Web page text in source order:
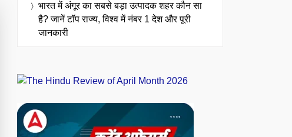
भारत में अंगूर का सबसे बड़ा उत्पादक शहर कौन सा
है? जानें टॉप राज्य, विश्व में नंबर 1 देश और पूरी
जानकारी